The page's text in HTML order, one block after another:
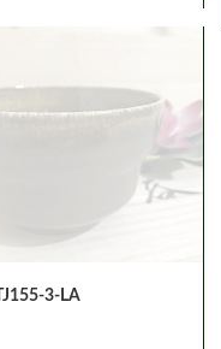
TJ155-3-LA